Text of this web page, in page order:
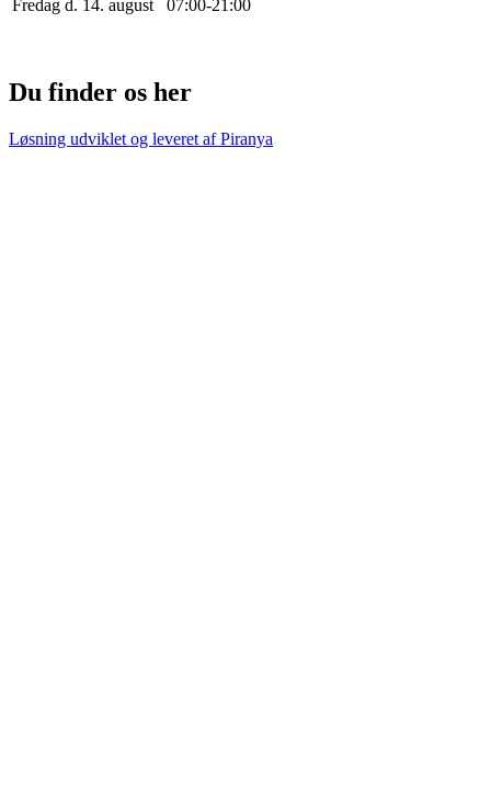
Fredag d. 14. august 07:00-21 :00
Du finder os her
Løsning udviklet og leveret afPiranya